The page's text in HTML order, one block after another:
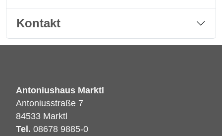
Kontakt
Antoniushaus Marktl
Antoniusstraße 7
84533 Marktl
Tel. 08678 9885-0